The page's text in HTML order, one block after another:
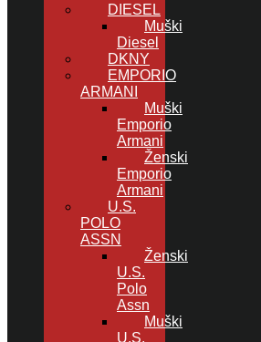
DIESEL
Muški
Diesel
DKNY
EMPORIO
ARMANI
Muški
Emporio
Armani
Ženski
Emporio
Armani
U.S.
POLO
ASSN
Ženski
U.S.
Polo
Assn
Muški
U.S.